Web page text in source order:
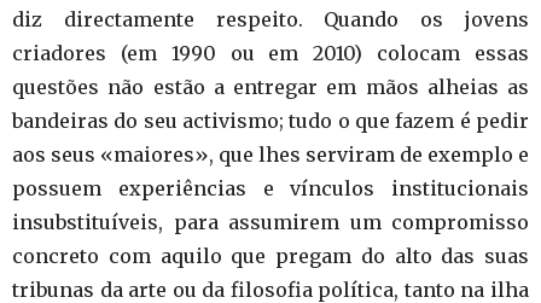
diz directamente respeito. Quando os jovens
criadores (em 1990 ou em 2010) colocam essas
questões não estão a entregar em mãos alheias as
bandeiras do seu activismo; tudo o que fazem é pedir
aos seus «maiores», que lhes serviram de exemplo e
possuem experiências e vínculos institucionais
insubstituíveis, para assumirem um compromisso
concreto com aquilo que pregam do alto das suas
tribunas da arte ou da filosofia política, tanto na ilha